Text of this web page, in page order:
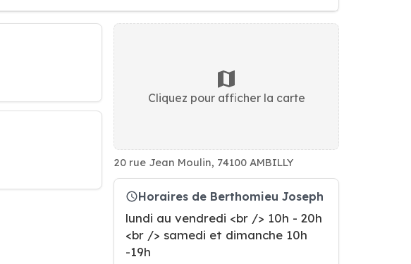
Cliquez pour afficher la carte
20 rue Jean Moulin, 74100 AMBILLY
Horaires de Berthomieu Joseph
lundi au vendredi <br /> 10h - 20h
<br /> samedi et dimanche 10h
-19h